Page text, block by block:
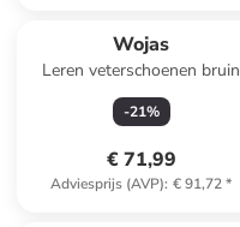
Wojas
Leren veterschoenen bruin
-21%
€ 71,99
Adviesprijs (AVP): € 91,72*